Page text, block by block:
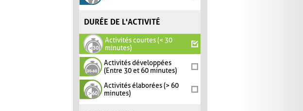
DURÉE DE L'ACTIVITÉ
Activités courtes (< 30
minutes)
Activités développées
(Entre 30 et 60 minutes)
Activités élaborées (> 60
minutes)